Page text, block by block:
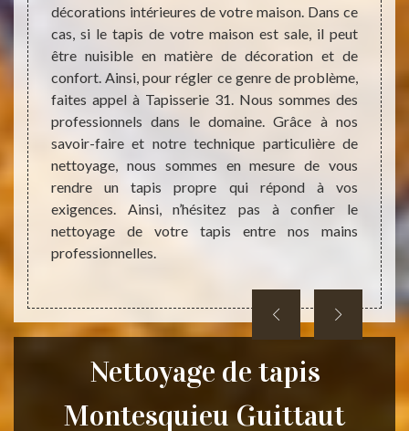
les
dans
qui,
ses
les
décorations intérieures de votre maison. Dans ce
cas, si le tapis de votre maison est sale, il peut
être nuisible en matière de décoration et de
confort. Ainsi, pour régler ce genre de problème,
faites appel à Tapisserie 31. Nous sommes des
professionnels dans le domaine. Grâce à nos
savoir-faire et notre technique particulière de
nettoyage, nous sommes en mesure de vous
rendre un tapis propre qui répond à vos
exigences. Ainsi, n’hésitez pas à confier le
nettoyage de votre tapis entre nos mains
professionnelles.
pour
il y
bien
par
vous
Nettoyage de tapis
Montesquieu Guittaut